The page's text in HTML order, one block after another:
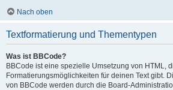
Nach oben
Textformatierung und Thementypen
Was ist BBCode?
BBCode ist eine spezielle Umsetzung von HTML,
Formatierungsmöglichkeiten für deinen Text gibt.
von BBCode werden durch die Board-